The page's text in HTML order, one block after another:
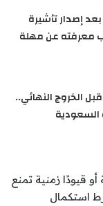
إصدار تأشيرة
معرفته عن مهلة
الخروج النهائي..
قيودًا زمنية تمنع
استكمال